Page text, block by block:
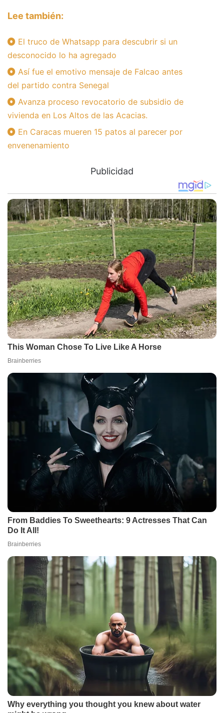
Lee también:
El truco de Whatsapp para descubrir si un
desconocido lo ha agregado
Así fue el emotivo mensaje de Falcao antes
del partido contra Senegal
Avanza proceso revocatorio de subsidio de
vivienda en Los Altos de las Acacias.
En Caracas mueren 15 patos al parecer por
envenenamiento
Publicidad